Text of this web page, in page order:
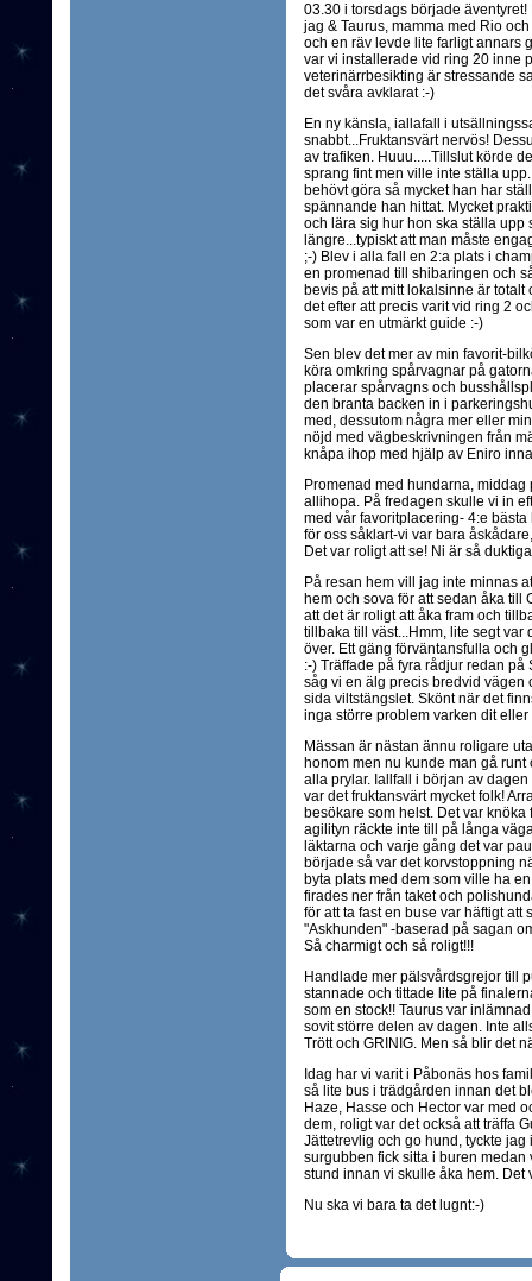
03.30 i torsdags började
jag & Taurus, mamma med Rio
och en räv levde lite farligt annars
var vi installerade vid ring 20 inne
veterinärrbesikting är stressande
det svåra avklarat :-)
En ny känsla, iallafall i
snabbt...Fruktansvärt nervös!
av trafiken. Huuu.....Tillslut körde
sprang fint men ville inte ställa
behövt göra så mycket han har
spännande han hittat. Mycket
och lära sig hur hon ska ställa upp
längre...typiskt att man måste
;-) Blev i alla fall en 2:a plats i
en promenad till shibaringen och
bevis på att mitt lokalsinne är
det efter att precis varit vid ring 2
som var en utmärkt guide :-)
Sen blev det mer av min favorit-
köra omkring spårvagnar på
placerar spårvagns och
den branta backen in i
med, dessutom några mer eller
nöjd med vägbeskrivningen från
knåpa ihop med hjälp av Eniro
Promenad med hundarna,
allihopa. På fredagen skulle vi in
med vår favoritplacering- 4:e
för oss såklart-vi var bara
Det var roligt att se! Ni är så
På resan hem vill jag inte minnas
hem och sova för att sedan åka till
att det är roligt att åka fram och
tillbaka till väst...Hmm, lite segt
över. Ett gäng förväntansfulla och
:-) Träffade på fyra rådjur redan
såg vi en älg precis bredvid vägen
sida viltstängslet. Skönt när det
inga större problem varken dit eller
Mässan är nästan ännu roligare
honom men nu kunde man gå
alla prylar. Iallfall i början av
var det fruktansvärt mycket folk!
besökare som helst. Det var
agilityn räckte inte till på långa
läktarna och varje gång det var
började så var det korvstoppning
byta plats med dem som ville ha
firades ner från taket och
för att ta fast en buse var häftigt
"Askhunden" -baserad på sagan
Så charmigt och så roligt!!!
Handlade mer pälsvårdsgrejor till
stannade och tittade lite på
som en stock!! Taurus var
sovit större delen av dagen. Inte
Trött och GRINIG. Men så blir det
Idag har vi varit i Påbonäs hos
så lite bus i trädgården innan det
Haze, Hasse och Hector var med
dem, roligt var det också att träffa
Jättetrevlig och go hund, tyckte
surgubben fick sitta i buren medan
stund innan vi skulle åka hem. Det
Nu ska vi bara ta det lugnt:-)